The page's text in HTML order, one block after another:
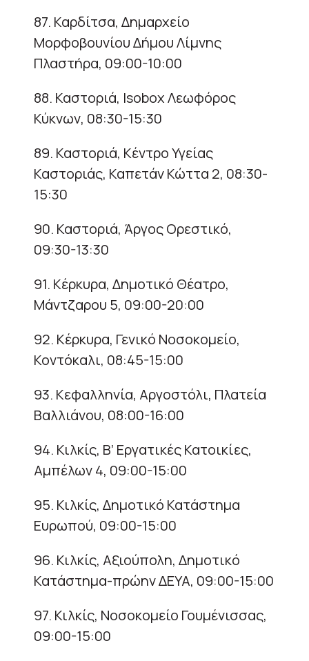
87. Καρδίτσα, Δημαρχείο
Μορφοβουνίου Δήμου Λίμνης
Πλαστήρα, 09:00-10:00
88. Καστοριά, Isobox Λεωφόρος
Κύκνων, 08:30-15:30
89. Καστοριά, Κέντρο Υγείας
Καστοριάς, Καπετάν Κώττα 2, 08:30-
15:30
90. Καστοριά, Άργος Ορεστικό,
09:30-13:30
91. Κέρκυρα, Δημοτικό Θέατρο,
Μάντζαρου 5, 09:00-20:00
92. Κέρκυρα, Γενικό Νοσοκομείο,
Κοντόκαλι, 08:45-15:00
93. Κεφαλληνία, Αργοστόλι, Πλατεία
Βαλλιάνου, 08:00-16:00
94. Κιλκίς, Β’ Εργατικές Κατοικίες,
Αμπέλων 4, 09:00-15:00
95. Κιλκίς, Δημοτικό Κατάστημα
Ευρωπού, 09:00-15:00
96. Κιλκίς, Αξιούπολη, Δημοτικό
Κατάστημα-πρώην ΔΕΥΑ, 09:00-15:00
97. Κιλκίς, Νοσοκομείο Γουμένισσας,
09:00-15:00